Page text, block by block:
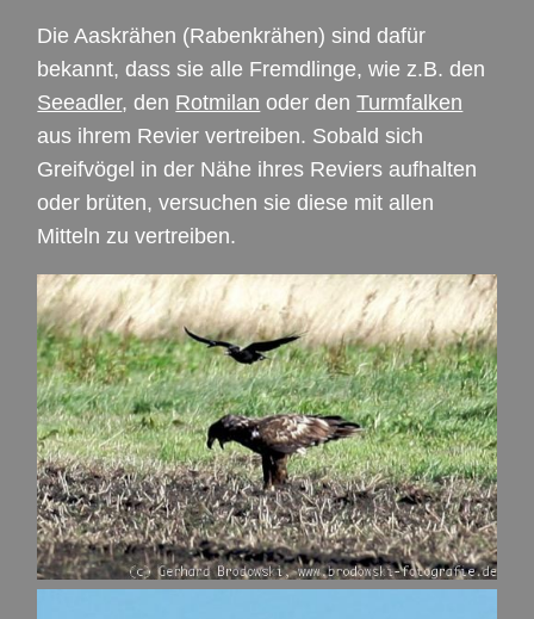
Die Aaskrähen (Rabenkrähen) sind dafür
bekannt, dass sie alle Fremdlinge, wie z.B. den
Seeadler, den Rotmilan oder denTurmfalken
aus ihrem Revier vertreiben. Sobald sich
Greifvögel in der Nähe ihres Reviers aufhalten
oder brüten, versuchen sie diese mit allen
Mitteln zu vertreiben.